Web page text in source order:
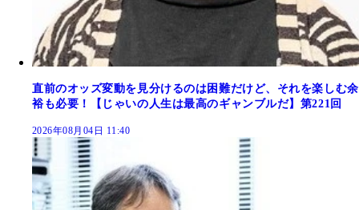
直前のオッズ変動を見分けるのは困難だけど、それを楽しむ余
裕も必要！【じゃいの人生は最高のギャンブルだ】第221回
2026年08月04日 11:40